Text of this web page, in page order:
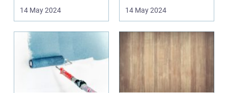
erfaren. Det rigtige
14 May 2024
private hjem og på
offen...
14 May 2024